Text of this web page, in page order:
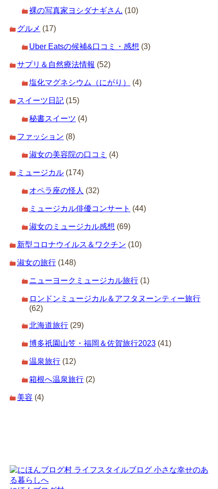
裸の写真家ヨシダナギさん (10)
グルメ (17)
Uber Eatsの候補&口コミ・感想 (3)
サプリ＆自然療法情報 (52)
塩化マグネシウム（にがり） (4)
スイーツ日記 (15)
秘書スイーツ (4)
ファッション (8)
淑女の美容院の口コミ (4)
ミュージカル (174)
オペラ座の怪人 (32)
ミュージカル俳優コンサート (44)
淑女のミュージカル感想 (69)
新型コロナウイルス＆ワクチン (10)
淑女の旅行 (148)
ニューヨークミュージカル旅行 (1)
ロンドンミュージカル＆アフタヌーンティー旅行
(62)
北海道旅行 (29)
博多祇園山笠・福岡＆佐賀旅行2023 (41)
温泉旅行 (12)
箱根へ温泉旅行 (2)
美容 (4)